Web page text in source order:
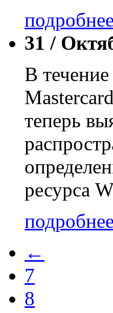
31 /
В
теперь
ресурса
←
7
8